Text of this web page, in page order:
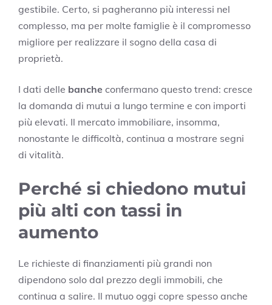
gestibile. Certo, si pagheranno più interessi nel
complesso, ma per molte famiglie è il compromesso
migliore per realizzare il sogno della casa di
proprietà.
I dati delle banche confermano questo trend: cresce
la domanda di mutui a lungo termine e con importi
più elevati. Il mercato immobiliare, insomma,
nonostante le difficoltà, continua a mostrare segni
di vitalità.
Perché si chiedono mutui
più alti con tassi in
aumento
Le richieste di finanziamenti più grandi non
dipendono solo dal prezzo degli immobili, che
continua a salire. Il mutuo oggi copre spesso anche